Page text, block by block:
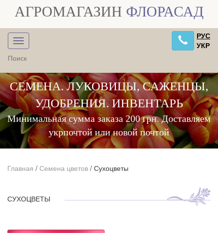
АГРОМАГАЗИН ФЛОРАСАД
РУС
УКР
СЕМЕНА. ЛУКОВИЦЫ, САЖЕНЦЫ,
УДОБРЕНИЯ. ИНВЕНТАРЬ
Минимальная сумма заказа 200 грн. Доставляем
укрпочтой или новой почтой
Главная / Семена цветов / Сухоцветы
СУХОЦВЕТЫ